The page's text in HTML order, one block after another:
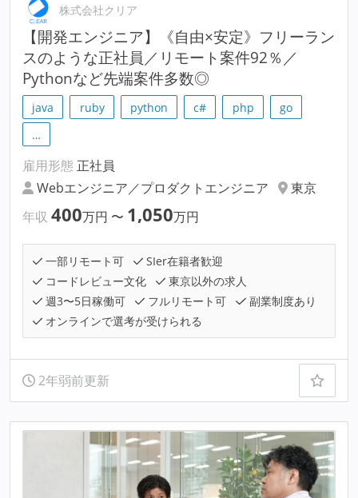
株式会社クリア
【開発エンジニア】《自由×安定》フリーラン
スのような正社員／リモート案件92％／
Pythonなど先端案件多数◎
java ruby python c# php
go
…
雇用形態 正社員
Webエンジニア／プロダクトエンジニア
東京
年収 400万円 〜 1,050万円
一部リモート可
SIer在籍者歓迎
コードレビュー文化
東京以外の求人
週3〜5日稼働可
フルリモート可
副業制度あり
オンラインで選考が受けられる
2年弱前更新